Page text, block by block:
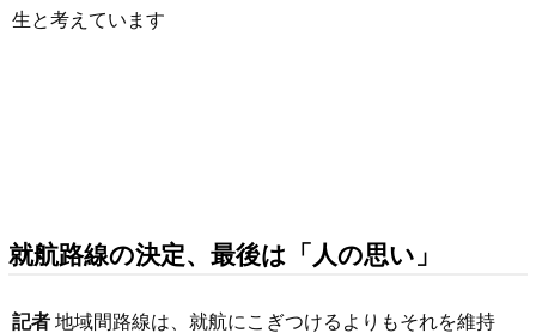
生と考えています
就航路線の決定、最後は「人の思い」
記者 地域間路線は、就航にこぎつけるよりもそれを維持